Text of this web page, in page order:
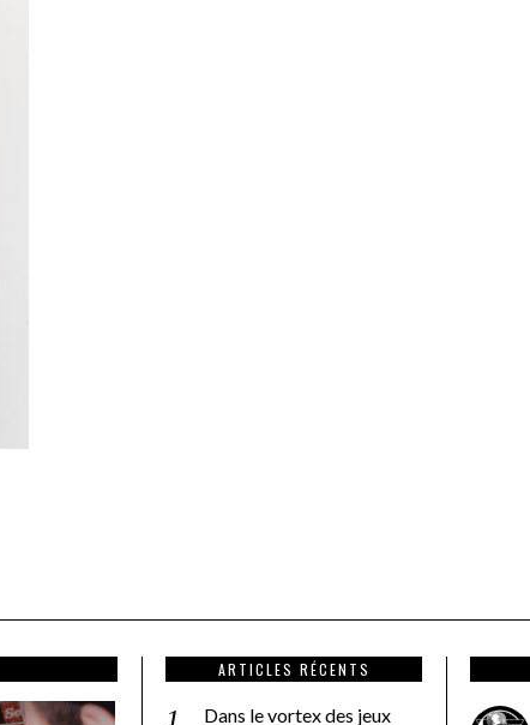
ARTICLES RÉCENTS
Dans le vortex des jeux